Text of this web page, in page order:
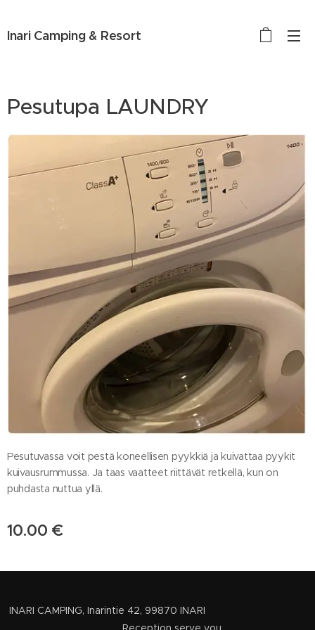
Inari Camping & Resort
Pesutupa LAUNDRY
Pesutuvassa voit pestä koneellisen pyykkiä ja kuivattaa pyykit
kuivausrummussa. Ja taas vaatteet riittävät retkellä, kun on
puhdasta nuttua yllä.
10.00 €
INARI CAMPING, Inarintie 42, 99870 INARI